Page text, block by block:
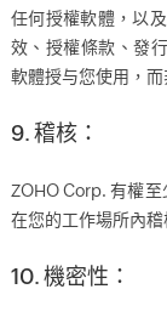
任何授權軟體，以
效、授權條款、發
軟體授与您使用，而
9. 稽核：
ZOHO Corp. 有權
在您的工作場所內
10. 機密性：